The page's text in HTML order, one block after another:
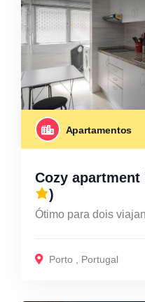
Apartamentos
Cozy
)
Ótimo para dois
Porto Portugal